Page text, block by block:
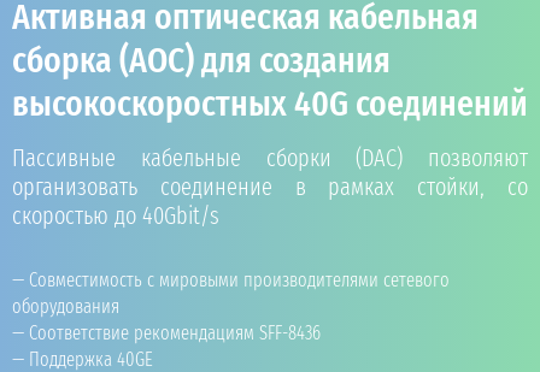
Активная оптическая кабельная
сборка (AOC) для создания
высокоскоростных 40G соединений
Пассивные кабельные сборки (DAC) позволяют
организовать соединение в рамках стойки, со
скоростью до 40Gbit/s
Совместимость с мировыми производителями сетевого
оборудования
Соответствие рекомендациям SFF-8436
Поддержка 40GE